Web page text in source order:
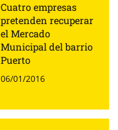
Cuatro empresas
pretenden recuperar
el Mercado
Municipal del barrio
Puerto
06/01/2016